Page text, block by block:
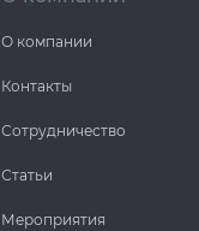
О компании
Контакты
Сотрудничество
Статьи
Мероприятия